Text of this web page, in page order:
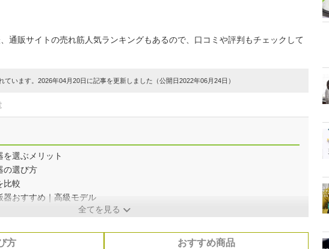
通販サイトの売れ筋人気ランキングもあるので、口コミや評判もチェックして
ています。2026年04月20日に記事を更新しました（公開日2022年06月24日）
選ぶメリット
の選び方
比較
器おすすめ｜高級モデル
全てを見る
方 おすすめ商品